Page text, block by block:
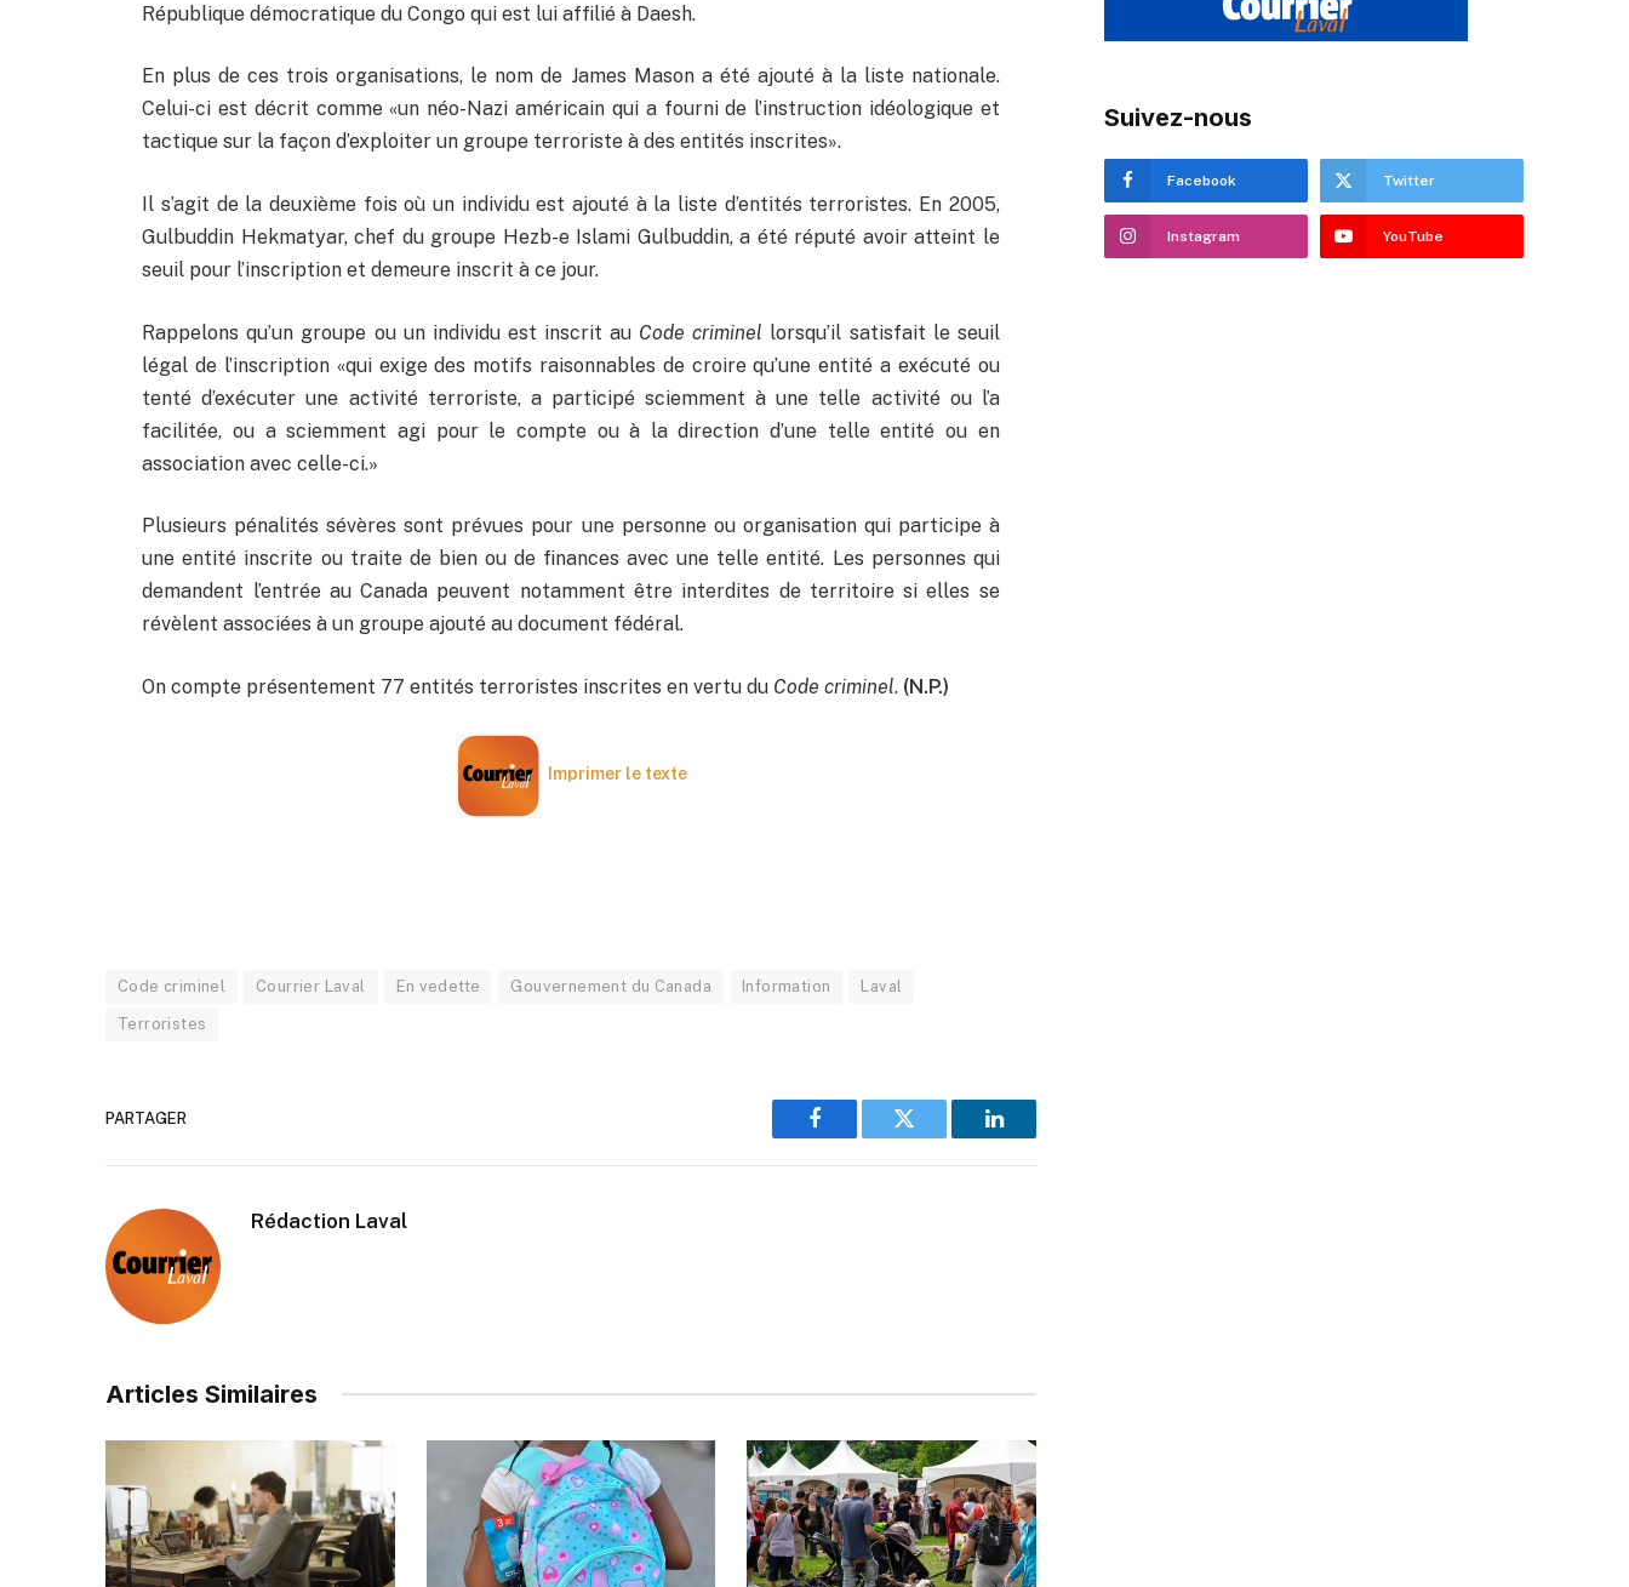
République démocratique du Congo qui est lui affilié à Daesh.
En plus de ces trois organisations, le nom de James Mason a été ajouté à la liste nationale.
Celui-ci est décrit comme «un néo-Nazi américain qui a fourni de l’instruction idéologique et
tactique sur la façon d’exploiter un groupe terroriste à des entités inscrites».
Il s’agit de la deuxième fois où un individu est ajouté à la liste d’entités terroristes. En 2005,
Gulbuddin Hekmatyar, chef du groupe Hezb-e Islami Gulbuddin, a été réputé avoir atteint le
seuil pour l’inscription et demeure inscrit à ce jour.
Rappelons qu’un groupe ou un individu est inscrit au Code criminel lorsqu’il satisfait le seuil
légal de l’inscription «qui exige des motifs raisonnables de croire qu’une entité a exécuté ou
tenté d’exécuter une activité terroriste, a participé sciemment à une telle activité ou l’a
facilitée, ou a sciemment agi pour le compte ou à la direction d’une telle entité ou en
association avec celle-ci.»
Plusieurs pénalités sévères sont prévues pour une personne ou organisation qui participe à
une entité inscrite ou traite de bien ou de finances avec une telle entité. Les personnes qui
demandent l’entrée au Canada peuvent notamment être interdites de territoire si elles se
révèlent associées à un groupe ajouté au document fédéral.
On compte présentement 77 entités terroristes inscrites en vertu du Code criminel. (N.P.)
Imprimer le texte
Code criminel Courrier Laval En vedette Gouvernement du Canada Information Laval
Terroristes
PARTAGER
Facebook Twitter LinkedIn
Rédaction Laval
Articles Similaires
Suivez-nous
Facebook Twitter
Instagram YouTube